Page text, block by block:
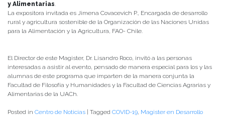
y Alimentarias.
La expositora invitada es Jimena Covacevich P., Encargada de desarrollo
rural y agricultura sostenible de la Organización de las Naciones Unidas
para la Alimentación y la Agricultura, FAO- Chile.
El Director de este Magister, Dr. Lisandro Roco, invitó a las personas
interesadas a asistir al evento, pensado de manera especial para los y las
alumnas de este programa que imparten de la manera conjunta la
Facultad de Filosofía y Humanidades y la Facultad de Ciencias Agrarias y
Alimentarias de la UACh.
Posted in Centro de Noticias Tagged COVID-19, Magister en Desarrollo